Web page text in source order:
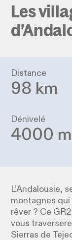
Les
Distance
98 km
Dénivelé
4000
L’Andalousie,
montagnes
rêver ? Ce
vous
Sierras de